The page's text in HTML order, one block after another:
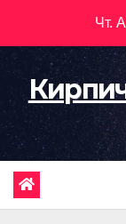
содержимому
Чт.